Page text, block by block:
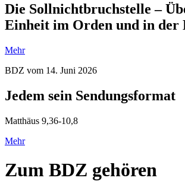
Die Sollnichtbruchstelle –
Einheit im Orden und in der
Mehr
BDZ vom 14. Juni 2026
Jedem sein Sendungsformat
Matthäus 9,36-10,8
Mehr
Zum BDZ gehören